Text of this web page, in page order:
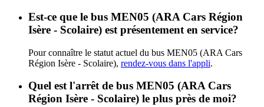
Est-ce que le bus MEN05 (ARA Cars Région
Isère - Scolaire) est présentement en service?
Pour connaître le statut actuel du bus MEN05 (ARA Cars
Région Isère - Scolaire), rendez-vous dans l'appli.
Quel est l'arrêt de bus MEN05 (ARA Cars
Région Isère - Scolaire) le plus près de moi?